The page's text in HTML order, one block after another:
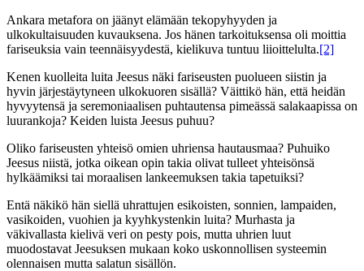
Ankara metafora on jäänyt elämään tekopyhyyden ja
ulkokultaisuuden kuvauksena. Jos hänen tarkoituksensa oli moittia
fariseuksia vain teennäisyydestä, kielikuva tuntuu liioittelulta.[2]
Kenen kuolleita luita Jeesus näki fariseusten puolueen siistin ja
hyvin järjestäytyneen ulkokuoren sisällä? Väittikö hän, että heidän
hyvyytensä ja seremoniaalisen puhtautensa pimeässä salakaapissa on
luurankoja? Keiden luista Jeesus puhuu?
Oliko fariseusten yhteisö omien uhriensa hautausmaa? Puhuiko
Jeesus niistä, jotka oikean opin takia olivat tulleet yhteisönsä
hylkäämiksi tai moraalisen lankeemuksen takia tapetuiksi?
Entä näkikö hän siellä uhrattujen esikoisten, sonnien, lampaiden,
vasikoiden, vuohien ja kyyhkystenkin luita? Murhasta ja
väkivallasta kielivä veri on pesty pois, mutta uhrien luut
muodostavat Jeesuksen mukaan koko uskonnollisen systeemin
olennaisen mutta salatun sisällön.